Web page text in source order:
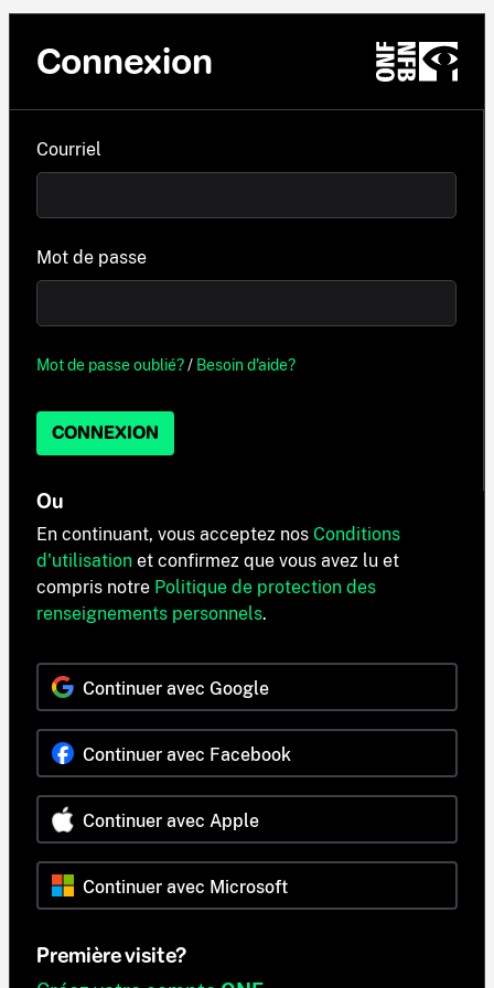
Connexion
Courriel
Mot de passe
Mot de passe oublié?/ Besoin d'aide?
CONNEXION
Ou
En continuant, vous acceptez nos Conditions
d'utilisation et confirmez que vous avez lu et
compris notre Politique de protection des
renseignements personnels.
Continuer avec Google
Continuer avec Facebook
Continuer avec Apple
Continuer avec Microsoft
Première visite?